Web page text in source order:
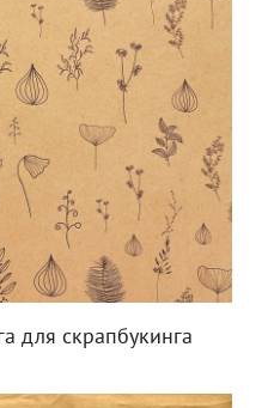
для скрапбукинга